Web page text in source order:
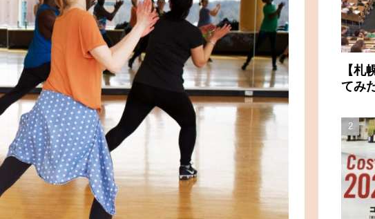
【札
てみ